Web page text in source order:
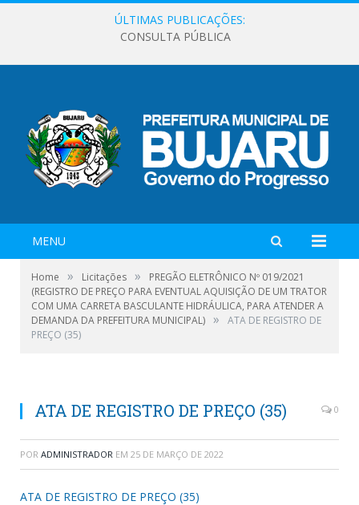
ÚLTIMAS PUBLICAÇÕES:
CONSULTA PÚBLICA
MENU
Home » Licitações »
PREGÃO ELETRÔNICO Nº 019/2021
(REGISTRO DE PREÇO PARA EVENTUAL AQUISIÇÃO DE UM TRATOR
COM UMA CARRETA BASCULANTE HIDRÁULICA, PARA ATENDER A
DEMANDA DA PREFEITURA MUNICIPAL) »
ATA DE REGISTRO DE
PREÇO (35)
ATA DE REGISTRO DE PREÇO (35) 0
POR ADMINISTRADOR EM 25 DE MARÇO DE 2022
ATA DE REGISTRO DE PREÇO (35)